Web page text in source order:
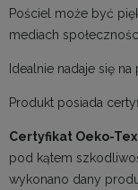
Pościel może być
mediach
Idealnie nadaje się na
Produkt posiada
Certyfikat Oeko-
pod kątem
wykonano dany